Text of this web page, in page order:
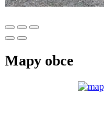
Mapy obce